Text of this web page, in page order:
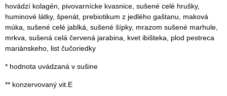
hovädzí kolagén, pivovarnícke kvasnice, sušené celé hrušky,
huminové látky, špenát, prebiotikum z jedlého gaštanu, maková
múka, sušené celé jablká, sušené šípky, mrazom sušené marhule,
mrkva, sušená celá červená jarabina, kvet ibišteka, plod pestreca
mariánskeho, list čučoriedky
* hodnota uvádzaná v sušine
** konzervovaný vit.E